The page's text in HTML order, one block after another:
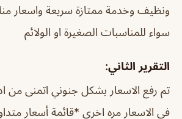
ونظيف وخدمة ممتازة سريعة واسعار
سواء للمناسبات الصغيرة او الولائم
التقرير الثاني:
تم رفع الاسعار بشكل جنوني اتمنى من
في الاسعار مره اخرى *قائمة أسعار